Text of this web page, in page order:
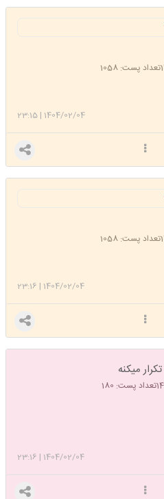
تعداد پست: 1058
1404/02/04
|
23:15
تعداد پست: 1058
1404/02/04
|
23:16
تعداد پست: 180
میکنه
1404/02/04
|
23:16